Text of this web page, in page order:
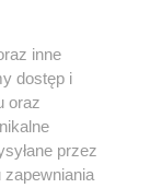
inne
dostęp i
oraz
przez
zapewniania